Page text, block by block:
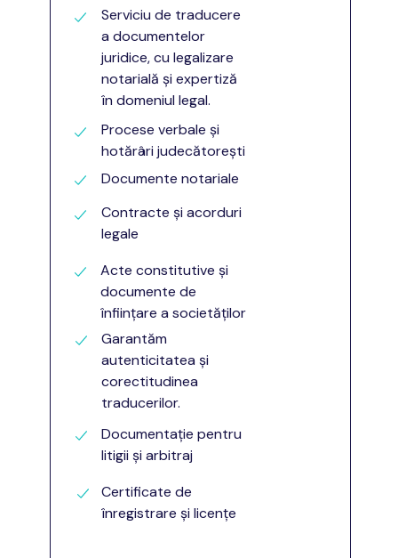
Garantăm
autenticitatea și
corectitudinea
traducerilor.
Serviciu de traducere
a documentelor
juridice, cu legalizare
notarială și expertiză
în domeniul legal.
Documente notariale
Acte constitutive și
documente de
înființare a societăților
Certificate de
înregistrare și licențe
Documentație pentru
litigii și arbitraj
Contracte și acorduri
legale
Procese verbale și
hotărâri judecătorești